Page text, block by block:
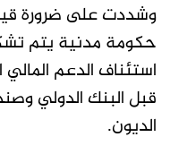
وشددت على ضرورة
حكومة مدنية يتم
استئناف الدعم المالي
قبل البنك الدولي
الديون.